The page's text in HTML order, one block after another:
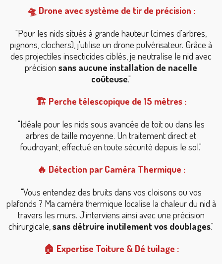
🛸 Drone avec système de tir de précision :
"Pour les nids situés à grande hauteur (cimes d'arbres,
pignons, clochers), j'utilise un drone pulvérisateur. Grâce à
des projectiles insecticides ciblés, je neutralise le nid avec
précision sans aucune installation de nacelle
coûteuse."
🏗️ Perche télescopique de 15 mètres :
"Idéale pour les nids sous avancée de toit ou dans les
arbres de taille moyenne. Un traitement direct et
foudroyant, effectué en toute sécurité depuis le sol."
🔥 Détection par Caméra Thermique :
"Vous entendez des bruits dans vos cloisons ou vos
plafonds ? Ma caméra thermique localise la chaleur du nid à
travers les murs. J'interviens ainsi avec une précision
chirurgicale, sans détruire inutilement vos doublages."
🏠 Expertise Toiture & Dé tuilage :